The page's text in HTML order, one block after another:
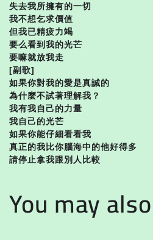
失去我所擁有的一切
我不想乞求價值
但我已精疲力竭
要么看到我的光芒
要嘛就放我走
[副歌]
如果你對我的愛是真誠的
為什麼不試著理解我？
我有我自己的力量
我自己的光芒
如果你能仔細看看我
真正的我比你腦海中的他好得多
請停止拿我跟別人比較
You may